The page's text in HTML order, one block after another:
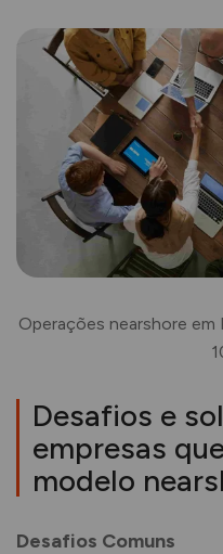
Operações nearshore
Desafios e
empresas
modelo
Desafios Comuns